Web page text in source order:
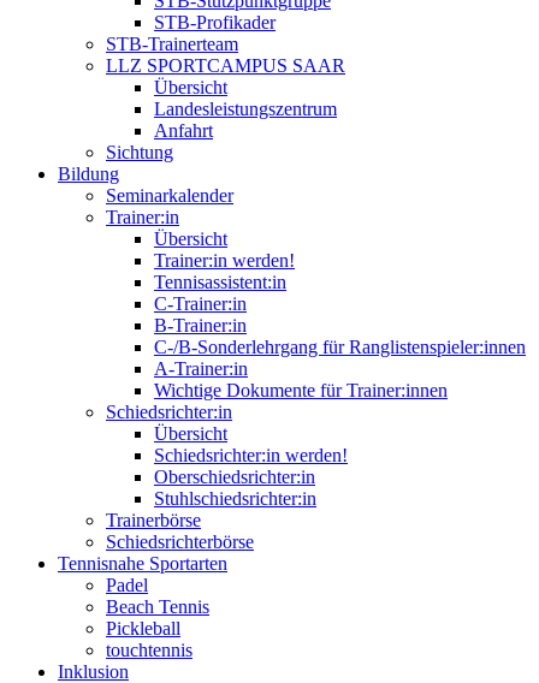
STB-Profikader
STB-Trainerteam
LLZ SPORTCAMPUS SAAR
Übersicht
Landesleistungszentrum
Anfahrt
Sichtung
Bildung
Seminarkalender
Trainer:in
Übersicht
Trainer:in werden!
Tennisassistent:in
C-Trainer:in
B-Trainer:in
C-/B-Sonderlehrgang für Ranglistenspieler:innen
A-Trainer:in
Wichtige Dokumente für Trainer:innen
Schiedsrichter:in
Übersicht
Schiedsrichter:in werden!
Oberschiedsrichter:in
Stuhlschiedsrichter:in
Trainerbörse
Schiedsrichterbörse
Tennisnahe Sportarten
Padel
Beach Tennis
Pickleball
touchtennis
Inklusion